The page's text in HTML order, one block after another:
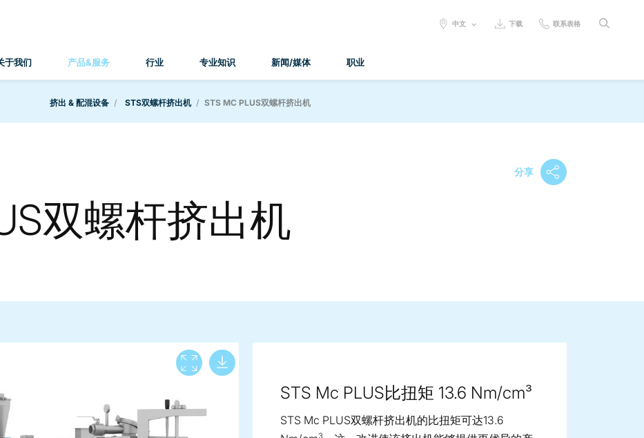
于我们 产品&服务 行业 专业知识 新闻/媒体 职业
SELECT
中文 下载 联系表格
挤出 & 配混设备 STS双螺杆挤出机 STS MC PLUS双螺杆挤出机
分享
双螺杆挤出机
View full screen
STS Mc PLUS比扭矩 13.6 Nm/cm³
STS Mc PLUS双螺杆挤出机的比扭矩可达13.6
3